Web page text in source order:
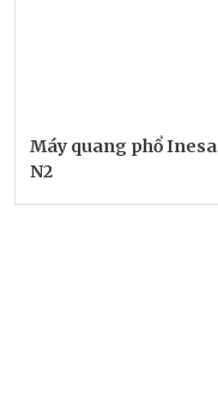
Máy quang phổ Inesa
N2